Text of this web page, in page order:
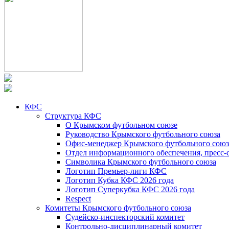
КФС
Структура КФС
О Крымском футбольном союзе
Руководство Крымского футбольного союза
Офис-менеджер Крымского футбольного
Отдел информационного обеспечения, пресс-
Символика Крымского футбольного союза
Логотип Премьер-лиги КФС
Логотип Кубка КФС 2026 года
Логотип Суперкубка КФС 2026 года
Respect
Комитеты Крымского футбольного союза
Судейско-инспекторский комитет
Контрольно-дисциплинарный комитет